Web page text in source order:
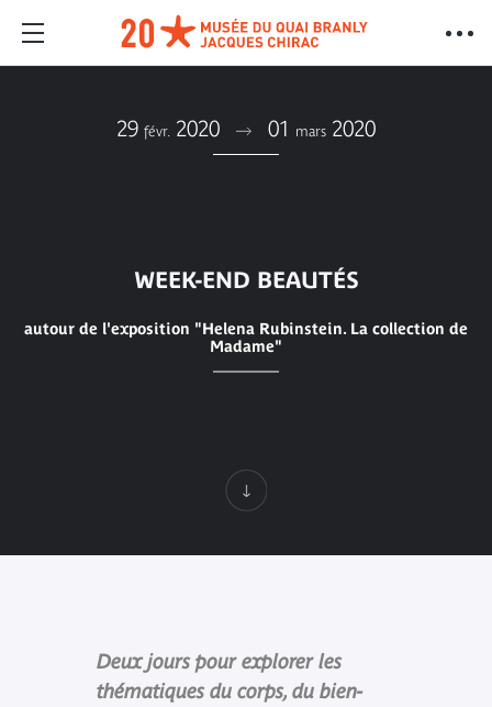
29 févr. 2020 01 mars 2020
WEEK-END BEAUTÉS
autour de l'exposition "Helena Rubinstein. La collection de
Madame"
Deux jours pour explorer les
thématiques du corps, du bien-